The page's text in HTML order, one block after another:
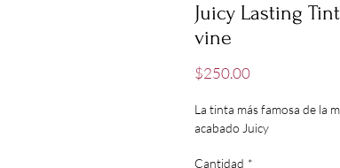
Juicy Lasting
vine
$250.00Precio
La tinta más famosa de la
acabado Juicy
Cantidad *